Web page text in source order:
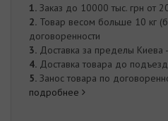
1. Заказ до 10000 тыс. грн от
2. Товар весом больше 10 кг
договоренности
3. Доставка за пределы Киева
4. Доставка товара до
5. Занос товара по
подробнее